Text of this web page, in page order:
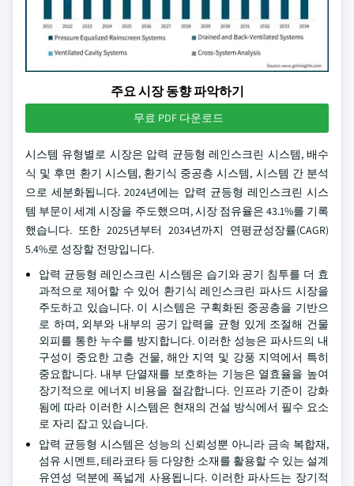
주요 시장 동향 파악하기
무료 PDF 다운로드
시스템 유형별로 시장은 압력 균등형 레인스크린 시스템, 배수
식 및 후면 환기 시스템, 환기식 중공층 시스템, 시스템 간 분석
으로 세분화됩니다. 2024년에는 압력 균등형 레인스크린 시스
템 부문이 세계 시장을 주도했으며, 시장 점유율은 43.1%를 기록
했습니다. 또한 2025년부터 2034년까지 연평균성장률(CAGR)
5.4%로 성장할 전망입니다.
압력 균등형 레인스크린 시스템은 습기와 공기 침투를 더 효
과적으로 제어할 수 있어 환기식 레인스크린 파사드 시장을
주도하고 있습니다. 이 시스템은 구획화된 중공층을 기반으
로 하며, 외부와 내부의 공기 압력을 균형 있게 조절해 건물
외피를 통한 누수를 방지합니다. 이러한 성능은 파사드의 내
구성이 중요한 고층 건물, 해안 지역 및 강풍 지역에서 특히
중요합니다. 내부 단열재를 보호하는 기능은 열효율을 높여
장기적으로 에너지 비용을 절감합니다. 인프라 기준이 강화
됨에 따라 이러한 시스템은 현재의 건설 방식에서 필수 요소
로 자리 잡고 있습니다.
압력 균등형 시스템은 성능의 신뢰성뿐 아니라 금속 복합재,
섬유 시멘트, 테라코타 등 다양한 소재를 활용할 수 있는 설계
유연성 덕분에 폭넓게 사용됩니다. 이러한 파사드는 장기적